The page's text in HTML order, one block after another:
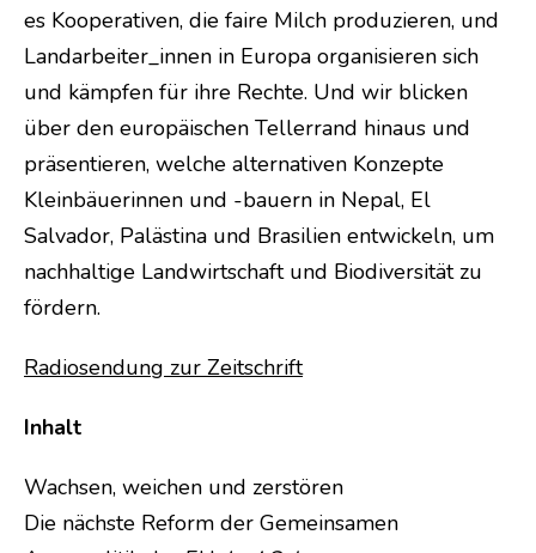
es Kooperativen, die faire Milch produzieren, und
Landarbeiter_innen in Europa organisieren sich
und kämpfen für ihre Rechte. Und wir blicken
über den europäischen Tellerrand hinaus und
präsentieren, welche alternativen Konzepte
Kleinbäuerinnen und -bauern in Nepal, El
Salvador, Palästina und Brasilien entwickeln, um
nachhaltige Landwirtschaft und Biodiversität zu
fördern.
Radiosendung zur Zeitschrift
Inhalt
Wachsen, weichen und zerstören
Die nächste Reform der Gemeinsamen